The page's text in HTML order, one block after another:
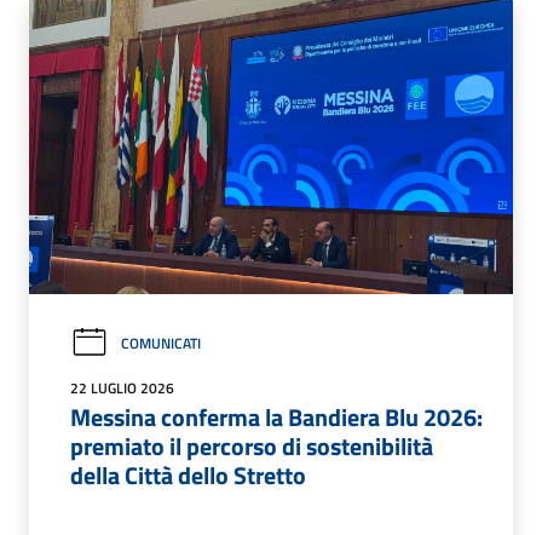
COMUNICATI
22 LUGLIO 2026
Messina conferma la Bandiera Blu 2026:
premiato il percorso di sostenibilità
della Città dello Stretto